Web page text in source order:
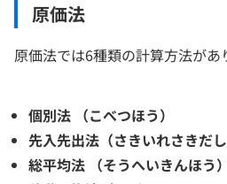
原価法
原価法では6種類の計算方法があ
個別法 （こべつほう）
先入先出法（さきいれさきだし
総平均法 （そうへいきんほう）